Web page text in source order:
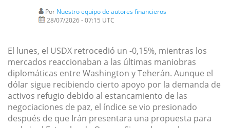
Por Nuestro equipo de autores financieros
28/07/2026 - 07:15 UTC
El lunes, el USDX retrocedió un -0,15%, mientras los
mercados reaccionaban a las últimas maniobras
diplomáticas entre Washington y Teherán. Aunque el
dólar sigue recibiendo cierto apoyo por la demanda de
activos refugio debido al estancamiento de las
negociaciones de paz, el índice se vio presionado
después de que Irán presentara una propuesta para